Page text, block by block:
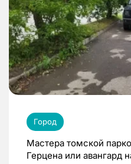
Город
Мастера томской
Герцена или авангард